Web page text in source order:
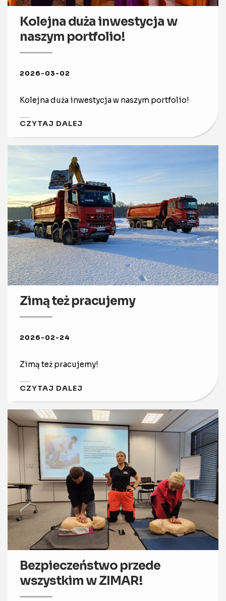
Kolejna duża inwestycja w
naszym portfolio!
2026-03-02
Kolejna duża inwestycja w naszym portfolio!
CZYTAJ DALEJ
Zimą też pracujemy
2026-02-24
Zimą też pracujemy!
CZYTAJ DALEJ
Bezpieczeństwo przede
wszystkim w ZIMAR!